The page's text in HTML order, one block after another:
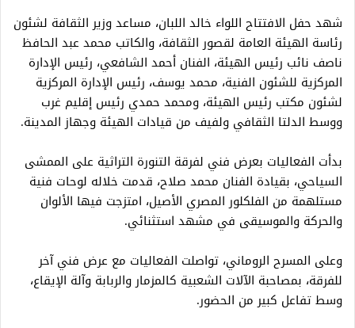
شهد حفل الافتتاح اللواء خالد اللبان، مساعد وزير الثقافة لشئون
رئاسة الهيئة العامة لقصور الثقافة، والكاتب محمد عبد الحافظ
ناصف نائب رئيس الهيئة، الفنان أحمد الشافعي، رئيس الإدارة
المركزية للشئون الفنية، محمد يوسف، رئيس الإدارة المركزية
لشئون مكتب رئيس الهيئة، ومحمد حمدي رئيس إقليم غرب
ووسط الدلتا الثقافي ولفيف من قيادات الهيئة وجهاز المدينة.
بدأت الفعاليات بعرض فني لفرقة التنورة التراثية على الممشى
السياحي، بقيادة الفنان محمد صلاح، قدمت خلاله لوحات فنية
مستلهمة من الفلكلور المصري الأصيل، امتزجت فيها الألوان
والحركة والموسيقى في مشهد استثنائي.
وعلى المسرح الروماني، تواصلت الفعاليات مع عرض فني آخر
للفرقة، بمصاحبة الآلات الشعبية كالمزمار والربابة وآلة الإيقاع،
وسط تفاعل كبير من الحضور.